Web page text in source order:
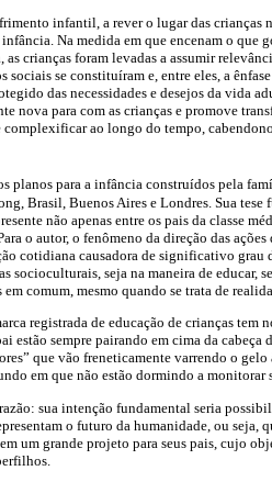
infantil, a rever o lugar das crianças
Na medida em que encenam o que
crianças foram levadas a assumir
sociais se constituíram e, entre eles, a
das necessidades e desejos da vida
nova para com as crianças e promove
ao longo do tempo,
planos para a infância construídos pela
Brasil, Buenos Aires e Londres. Sua tese
não apenas entre os pais da classe
o autor, o fenômeno da direção das
cotidiana causadora de significativo grau
socioculturais, seja na maneira de educar,
comum, mesmo quando se trata de
registrada de educação de crianças tem
estão sempre pairando em cima da
que vão freneticamente varrendo o
em que não estão dormindo a monitorar
sua intenção fundamental seria
o futuro da humanidade, ou seja,
um grande projeto para seus pais, cujo